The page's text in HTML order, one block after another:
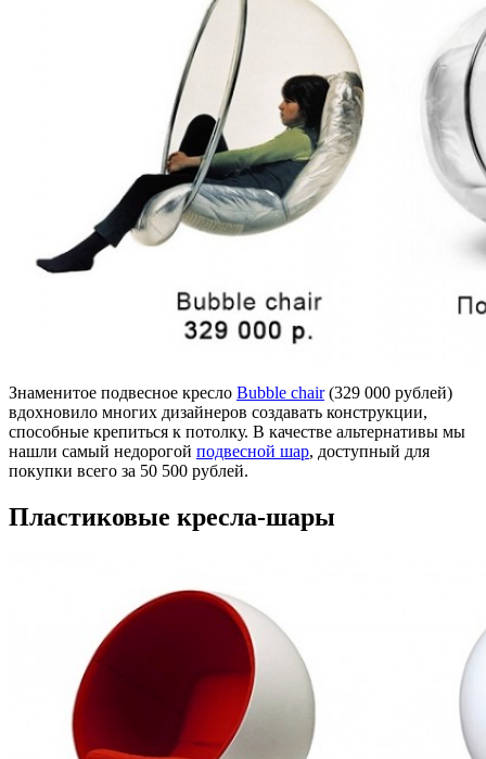
Знаменитое подвесное кресло Bubble chair(329 000 рублей)
вдохновило многих дизайнеров создавать конструкции,
способные крепиться к потолку. В качестве альтернативы мы
нашли самый недорогой подвесной шар, доступный для
покупки всего за 50 500 рублей.
Пластиковые кресла-шары